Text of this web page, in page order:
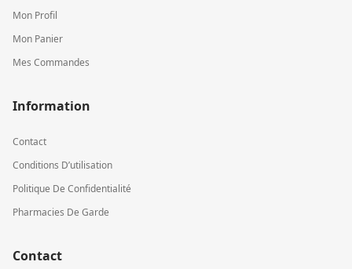
Mon Profil
Mon Panier
Mes Commandes
Information
Contact
Conditions D’utilisation
Politique De Confidentialité
Pharmacies De Garde
Contact